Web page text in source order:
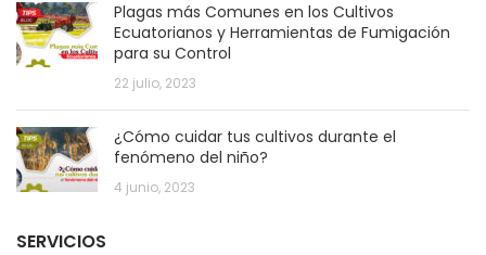
Plagas más Comunes en los Cultivos
Ecuatorianos y Herramientas de Fumigación
para su Control
22 julio, 2023
¿Cómo cuidar tus cultivos durante el
fenómeno del niño?
4 junio, 2023
SERVICIOS